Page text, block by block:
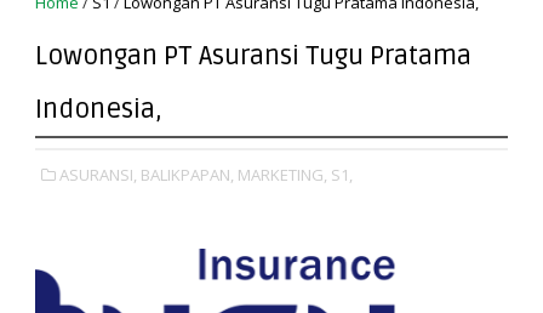
Lowongan PT Asuransi Tugu Pratama
Indonesia,
ASURANSI, BALIKPAPAN, MARKETING, S1,